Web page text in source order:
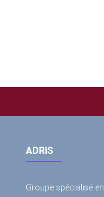
ADRIS
Groupe spécialisé